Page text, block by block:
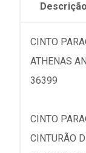
Descrição
CINTO
ATHENAS
36399
CINTO
CINTURÃO